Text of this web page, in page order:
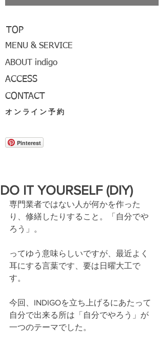
TOP
MENU & SERVICE
ABOUT indigo
ACCESS
CONTACT
オンライン予約
Pinterest
DO IT YOURSELF (DIY)
専門業者ではない人が何かを作った
り、修繕したりすること。「自分でや
ろう」。
ってゆう意味らしいですが、最近よく
耳にする言葉です、要は日曜大工で
す。
今回、INDIGOを立ち上げるにあたって
自分で出来る所は「自分でやろう」が
一つのテーマでした。